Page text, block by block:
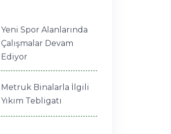
Yeni Spor Alanlarında
Çalışmalar Devam
Ediyor
Metruk Binalarla İlgili
Yıkım Tebligatı